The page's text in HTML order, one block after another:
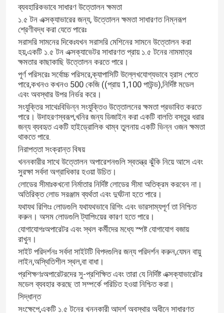
ব্যবহারিকভাবে সাধারণ উত্তোলন ক্ষমতা
১.৫ টন এক্সক্যাভারের জন্য, উত্তোলন ক্ষমতা সাধারণত নিম্নরূপ
শ্রেণীবদ্ধ করা যেতে পারেঃ
সরাসরি সামনের দিকেঃযখন সরাসরি মেশিনের সামনে উত্তোলন করা
হয়,একটি ১.৫ টন এক্সক্যাভেটর সাধারণত প্রায় ১.৫ টনের নামমাত্র
ক্ষমতার কাছাকাছি উত্তোলন করতে পারে।
পূর্ণ পরিসরেঃ সর্বোচ্চ পরিসরে,ক্যাপাসিটি উল্লেখযোগ্যভাবে হ্রাস পেতে
পারে,কখনও কখনও 500 কেজি ((প্রায় 1,100 পাউন্ড),নির্দিষ্ট মডেল
এবং অবস্থার উপর নির্ভর করে।
সংযুক্তির সাথেঃবিভিন্ন সংযুক্তিও উত্তোলনের ক্ষমতা প্রভাবিত করতে
পারে। উদাহরণস্বরূপ,খনির জন্য ডিজাইন করা একটি বালতি বস্তুর ধরার
জন্য ব্যবহৃত একটি হাইড্রোলিক থাম্ব তুলনায় একটি ভিন্ন ওজন ক্ষমতা
থাকতে পারে.
নিরাপত্তা সংক্রান্ত বিষয়
খননকারীর সাথে উত্তোলন অপারেশনগুলি স্বতন্ত্র ঝুঁকি নিয়ে আসে এবং
সুরক্ষা সর্বদা অগ্রাধিকার হওয়া উচিত।
লোডের সীমাঃকখনো নির্মাতার নির্দিষ্ট লোডের সীমা অতিক্রম করবেন না।
অতিরিক্ত লোড সরঞ্জাম ব্যর্থতা এবং দুর্ঘটনা হতে পারে।
যথাযথ রিগিংঃ লোডগুলি যথাযথভাবে রিগিং এবং ভারসাম্যপূর্ণ তা নিশ্চিত
করুন। অসম লোডগুলি ট্যাপিংয়ের কারণ হতে পারে।
যোগাযোগঃঅপারেটর এবং স্থল কর্মীদের মধ্যে স্পষ্ট যোগাযোগ বজায়
রাখুন।
সাইট পরিদর্শনঃ সর্বদা সাইটটি বিপদগুলির জন্য পরিদর্শন করুন,যেমন বায়ু
লাইন,অস্থিতিশীল স্থল,বা বাধা।
প্রশিক্ষণঃঅপারেটরদের সু-প্রশিক্ষিত এবং তারা যে নির্দিষ্ট এক্সক্যাভারেটর
মডেল ব্যবহার করছে তা সম্পর্কে পরিচিত হওয়া নিশ্চিত করা।
সিদ্ধান্ত
সংক্ষেপে,একটি ১.৫ টনের খননকারী আদর্শ অবস্থার অধীনে সাধারণত